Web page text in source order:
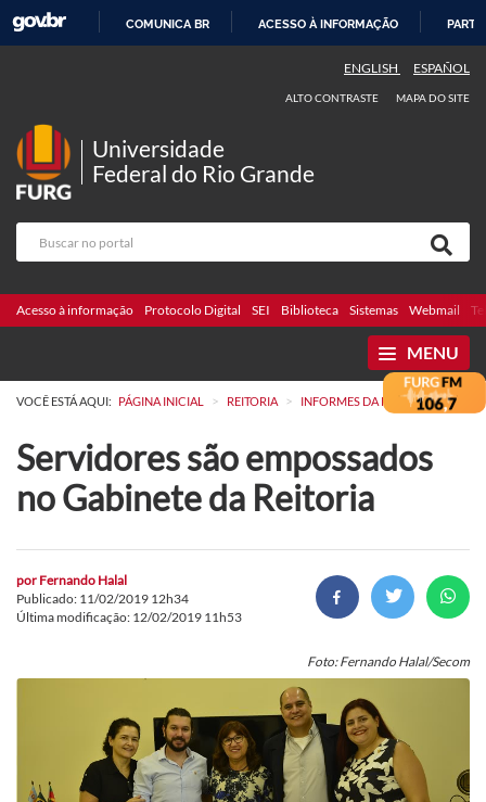
COMUNICA BR ACESSO À INFORMAÇÃO
ENGLISH ESPAÑOL
ALTO CONTRASTE MAPA DO SITE
Universidade
Federal do Rio Grande
Acesso à informação Protocolo Digital SEI Biblioteca Sistemas Webmail
MENU
VOCÊ ESTÁ AQUI: PÁGINA INICIAL > REITORIA > INFORMES DA REITORIA
Servidores são empossados
no Gabinete da Reitoria
por Fernando Halal
Publicado: 11/02/2019 12h34
Última modificação: 12/02/2019 11h53
Foto: Fernando Halal/Secom